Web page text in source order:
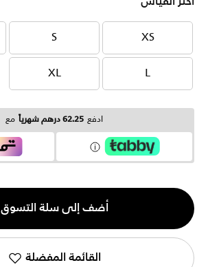
XS
XS
S
S
L
L
XL
XL
ادفع 62.25 درهم شهرياً مع
الكمية
1
أضف إلى سلة التسوق
القائمة المفضلة